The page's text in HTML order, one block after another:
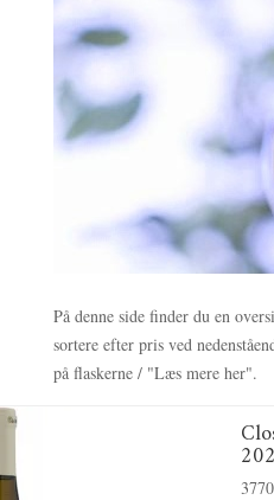
På denne side finder du en
sortere efter pris ved
på flaskerne / "Læs mere her".
3770